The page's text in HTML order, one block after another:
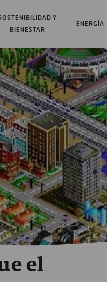
Y
BIENESTAR
ENERGÍA
el